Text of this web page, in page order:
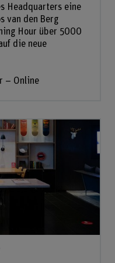
Headquarters eine
van den Berg
Hour über 5000
die neue
– Online